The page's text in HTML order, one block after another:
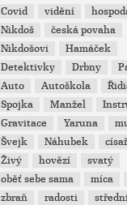
Covid
vidění
Nikdoš
česká povaha
Nikdošovi
Hamáček
Detektivky
Drbny
Auto
Autoškola
Spojka
Manžel
Gravitace
Yaruna
Švejk
Náhubek
Živý
hovězí
svatý
oběť sebe sama
míca
zbraň
radosti